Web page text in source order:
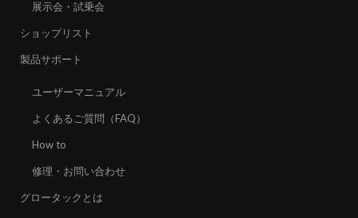
展示会・試乗会
ショップリスト
製品サポート
ユーザーマニュアル
よくあるご質問（FAQ）
How to
修理・お問い合わせ
グロータックとは